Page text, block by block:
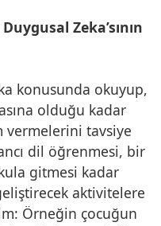
Zeka’sının
konusunda okuyup,
olduğu kadar
vermelerini tavsiye
dil öğrenmesi, bir
gitmesi kadar
aktivitelere
Örneğin çocuğun